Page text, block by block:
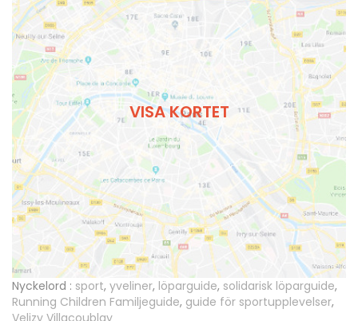
VISA KORTET
Nyckelord : sport, yveliner, löparguide, solidarisk löparguide,
Running Children Familjeguide, guide för sportupplevelser,
Velizy Villacoublay